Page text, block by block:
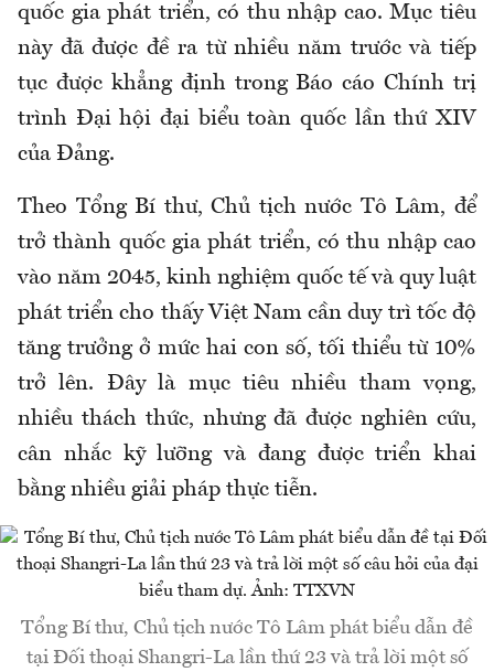
quốc gia phát triển, có thu nhập cao. Mục tiêu
này đã được đề ra từ nhiều năm trước và tiếp
tục được khẳng định trong Báo cáo Chính trị
trình Đại hội đại biểu toàn quốc lần thứ XIV
của Đảng.
Theo Tổng Bí thư, Chủ tịch nước Tô Lâm, để
trở thành quốc gia phát triển, có thu nhập cao
vào năm 2045, kinh nghiệm quốc tế và quy luật
phát triển cho thấy Việt Nam cần duy trì tốc độ
tăng trưởng ở mức hai con số, tối thiểu từ 10%
trở lên. Đây là mục tiêu nhiều tham vọng,
nhiều thách thức, nhưng đã được nghiên cứu,
cân nhắc kỹ lưỡng và đang được triển khai
bằng nhiều giải pháp thực tiễn.
Tổng Bí thư, Chủ tịch nước Tô Lâm phát biểu dẫn đề
tại Đối thoại Shangri-La lần thứ 23 và trả lời một số